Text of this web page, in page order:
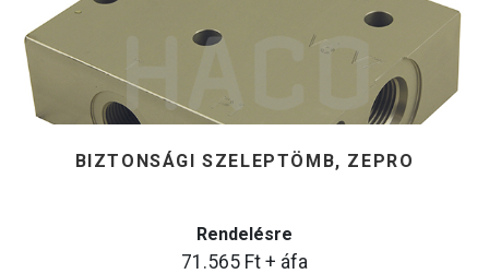
BIZTONSÁGI SZELEPTÖMB, ZEPRO
Rendelésre
71.565 Ft + áfa